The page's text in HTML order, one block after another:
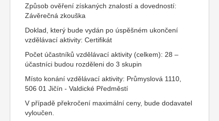
Způsob ověření získaných znalostí a dovedností:
Závěrečná zkouška
Doklad, který bude vydán po úspěšném ukončení
vzdělávací aktivity: Certifikát
Počet účastníků vzdělávací aktivity (celkem): 28 –
účastníci budou rozděleni do 3 skupin
Místo konání vzdělávací aktivity: Průmyslová 1110,
506 01 Jičín - Valdické Předměstí
V případě překročení maximální ceny, bude dodavatel
vyloučen.